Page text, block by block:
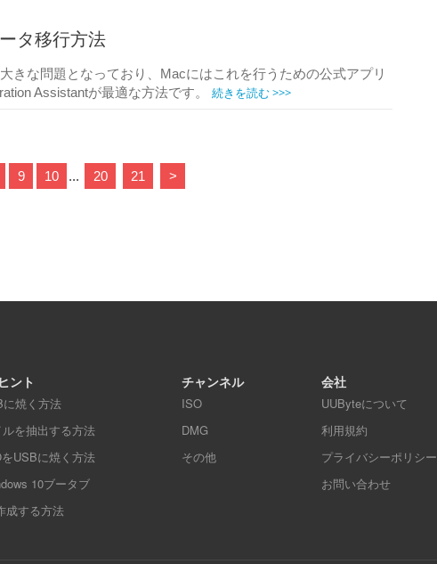
タ移行方法
きな問題となっており、Macにはこれを行うための公式アプリ
Assistantが最適な方法です。 続きを読む >>>
9 10 ... 20 21 >
ント
焼く方法
を抽出する方法
USBに焼く方法
10ブータブ
成する方法
チャンネル
ISO
DMG
その他
会社
UUByteについて
利用規約
プライバシーポリシー
お問い合わせ